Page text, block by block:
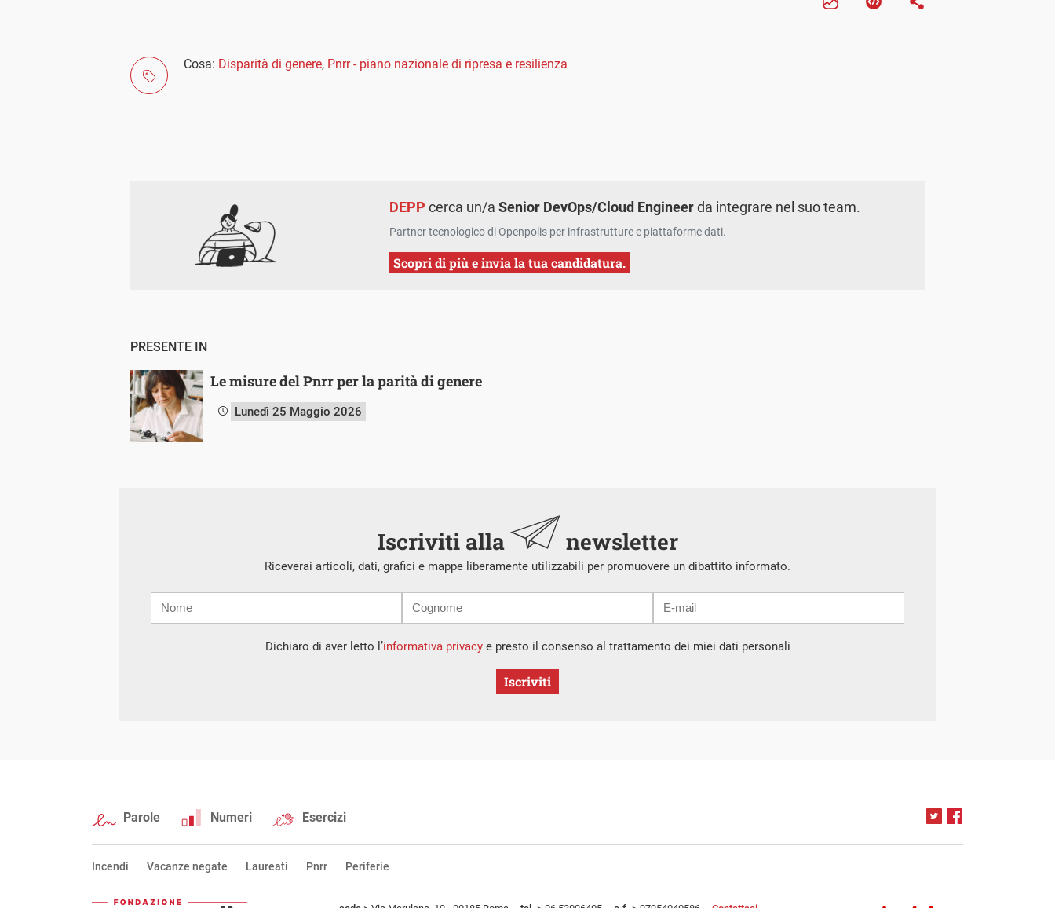
Cosa: Disparità di genere, Pnrr - piano nazionale di ripresa e resilienza
DEPP cerca un/aSenior DevOps/Cloud Engineerda integrare nel suo team.
Partner tecnologico di Openpolis per infrastrutture e piattaforme dati.
Scopri di più e invia la tua candidatura.
PRESENTE IN
Le misure del Pnrr per la parità di genere
Lunedì 25 Maggio 2026
Iscriviti alla newsletter
Riceverai articoli, dati, grafici e mappe liberamente utilizzabili per promuovere un dibattito informato.
mail
Dichiaro di aver letto l’informativa privacye presto il consenso al trattamento dei miei dati personali
Iscriviti
Parole Numeri Esercizi
Incendi Vacanze negate Laureati Pnrr Periferie